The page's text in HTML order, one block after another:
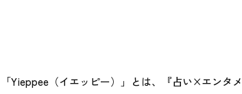
「Yieppee（イエッピー）」とは、『占い×エン